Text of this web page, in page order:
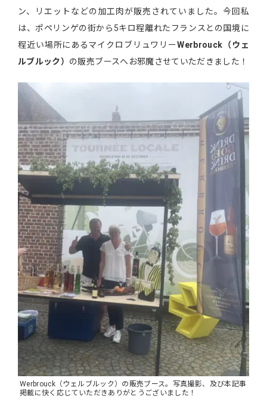
ン、リエットなどの加工肉が販売されていました。今回私
は、ポペリンゲの街から5キロ程離れたフランスとの国境に
程近い場所にあるマイクロブリュワリーWerbrouck（ウェ
ルブルック） の販売ブースへお邪魔させていただきました！
Werbrouck（ウェルブルック）の販売ブース。写真撮影、及び本記事
掲載に快く応じていただきありがとうございました！